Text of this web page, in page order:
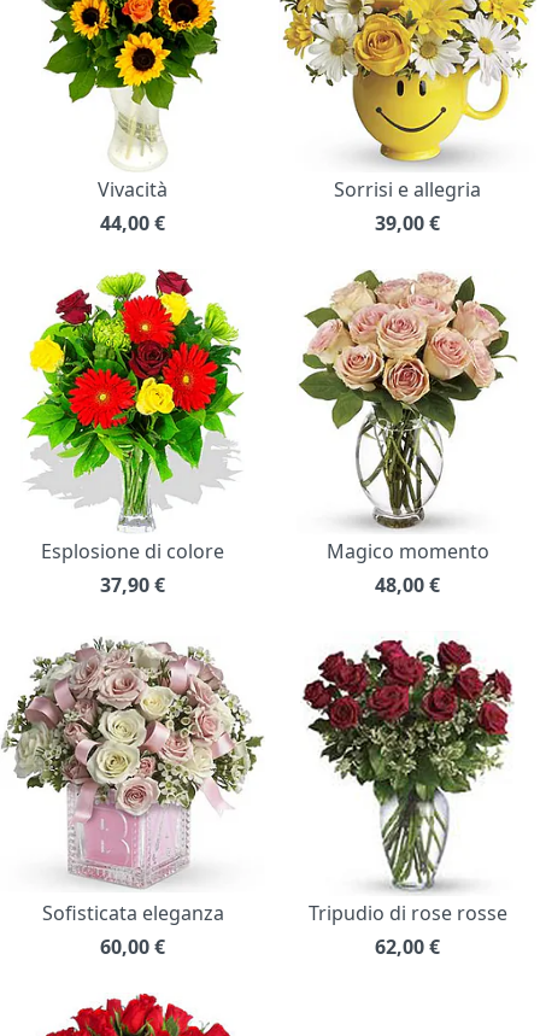
Vivacità
44,00€
Sorrisi e allegria
39,00€
Esplosione di colore
37,90€
Magico momento
48,00€
Sofisticata eleganza
60,00€
Tripudio di rose rosse
62,00€